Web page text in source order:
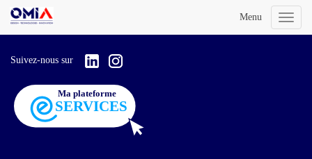
Menu
Toggle
Suivez-nous sur